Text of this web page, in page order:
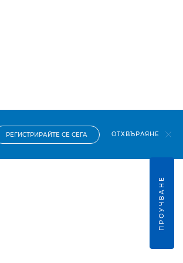
РЕГИСТРИРАЙТЕ СЕ СЕГА ОТХВЪРЛЯНЕ
ПРОУЧВАНЕ